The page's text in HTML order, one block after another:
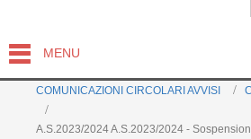
MENU
COMUNICAZIONI CIRCOLARI AVVISI
A.S.2023/2024 A.S.2023/2024 -